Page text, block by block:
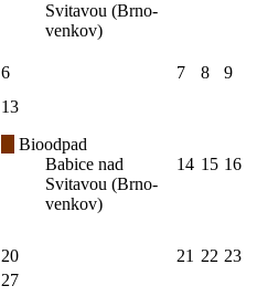
Svitavou (Brno-
venkov)
6 7 8 9
13
Bioodpad
Babice nad
Svitavou (Brno-
venkov)
14 15 16
20 21 22 23
27